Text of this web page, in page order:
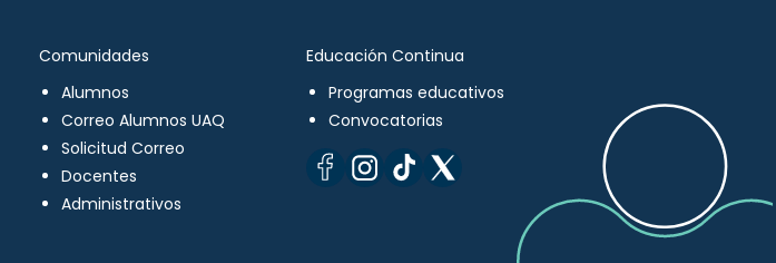
Comunidades
Alumnos
Correo Alumnos UAQ
Solicitud Correo
Docentes
Administrativos
Educación Continua
Programas educativos
Convocatorias